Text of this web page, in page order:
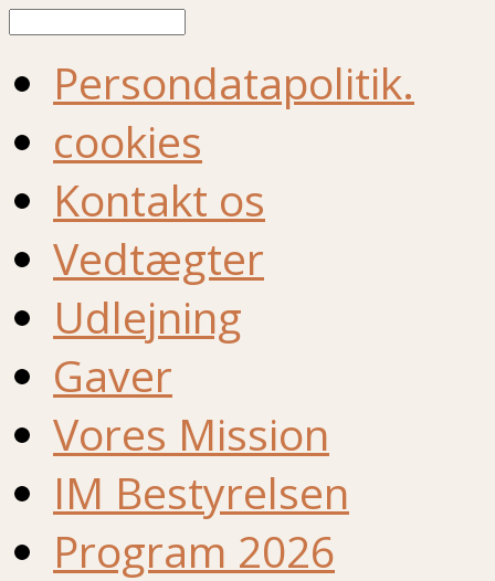
Persondatapolitik.
cookies
Kontakt os
Vedtægter
Udlejning
Gaver
Vores Mission
IM Bestyrelsen
Program 2026